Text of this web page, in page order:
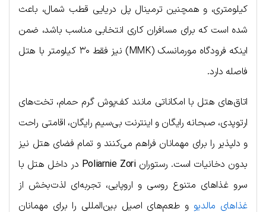
کیلومتری، و همچنین ترمینال پل دریایی قطب شمال، باعث
شده است که برای مسافران کاری انتخابی مناسب باشد، ضمن
اینکه فرودگاه مورمانسک (MMK) نیز فقط ۳۰ کیلومتر با هتل
فاصله دارد.
اتاق‌های هتل با امکاناتی مانند کف‌پوش گرم حمام، تخت‌های
ارتوپدی، صبحانه رایگان و اینترنت بی‌سیم رایگان، اقامتی راحت
و دلپذیر را برای مهمانان فراهم می‌کنند و تمام فضای هتل نیز
بدون دخانیات است. رستورانPoliarnie Zori در داخل هتل با
سرو غذاهای متنوع روسی و اروپایی، تجربه‌ای لذت‌بخش از
غذاهای مالدیو و طعم‌های اصیل بین‌المللی را برای مهمانان